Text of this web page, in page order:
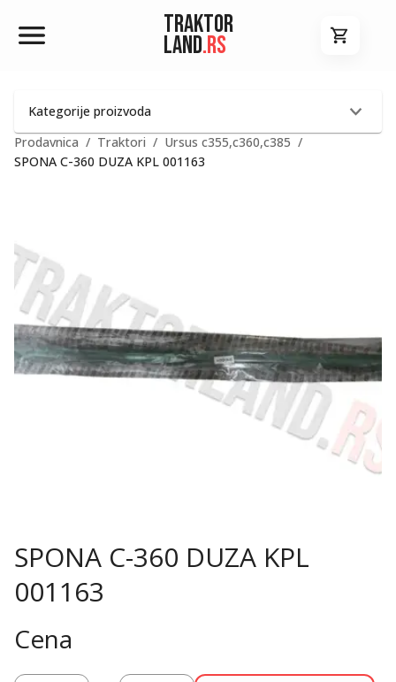
Traktor
Land.rs
Kategorije proizvoda
Prodavnica / Traktori / Ursus c355,c360,c385 /
SPONA C-360 DUZA KPL 001163
SPONA C-360 DUZA KPL
001163
Cena